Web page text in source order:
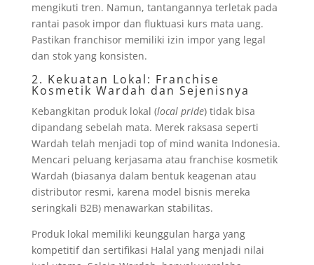
mengikuti tren. Namun, tantangannya terletak pada
rantai pasok impor dan fluktuasi kurs mata uang.
Pastikan franchisor memiliki izin impor yang legal
dan stok yang konsisten.
2. Kekuatan Lokal: Franchise
Kosmetik Wardah dan Sejenisnya
Kebangkitan produk lokal (local pride) tidak bisa
dipandang sebelah mata. Merek raksasa seperti
Wardah telah menjadi top of mind wanita Indonesia.
Mencari peluang kerjasama atau franchise kosmetik
Wardah (biasanya dalam bentuk keagenan atau
distributor resmi, karena model bisnis mereka
seringkali B2B) menawarkan stabilitas.
Produk lokal memiliki keunggulan harga yang
kompetitif dan sertifikasi Halal yang menjadi nilai